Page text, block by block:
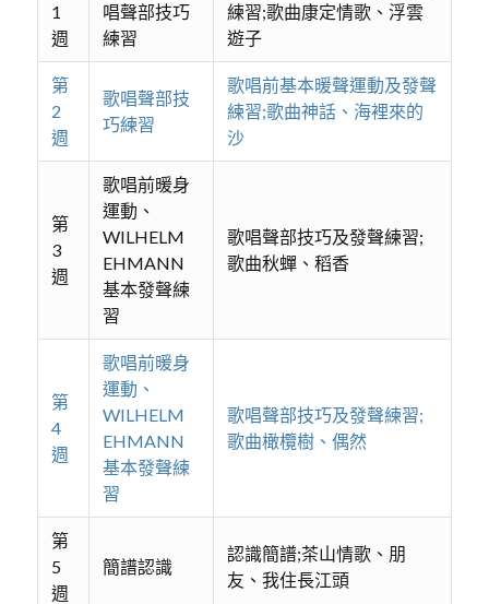
1
週
唱聲部技巧
練習
練習;歌曲康定情歌、浮雲
遊子
第
2
週
歌唱聲部技
巧練習
歌唱前基本暖聲運動及發聲
練習;歌曲神話、海裡來的
沙
第
3
週
歌唱前暖身
運動、
WILHELM
EHMANN
基本發聲練
習
歌唱聲部技巧及發聲練習;
歌曲秋蟬、稻香
第
4
週
歌唱前暖身
運動、
WILHELM
EHMANN
基本發聲練
習
歌唱聲部技巧及發聲練習;
歌曲橄欖樹、偶然
第
5
週
簡譜認識
認識簡譜;茶山情歌、朋
友、我住長江頭